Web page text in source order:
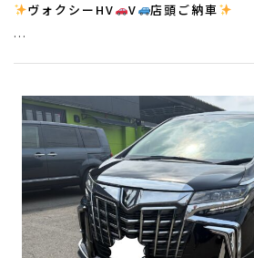
ヴォクシーHV V
店頭ご納車
…